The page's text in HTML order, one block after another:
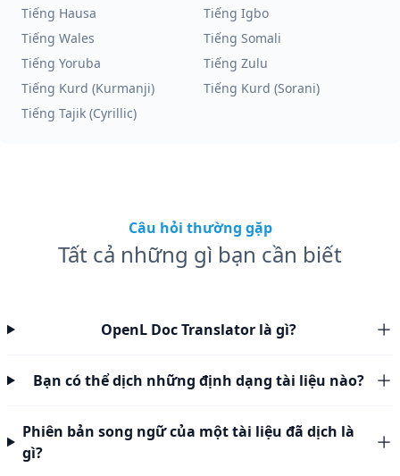
Tiếng Hausa
Tiếng Igbo
Tiếng Wales
Tiếng Somali
Tiếng Yoruba
Tiếng Zulu
Tiếng Kurd (Kurmanji)
Tiếng Kurd (Sorani)
Tiếng Tajik (Cyrillic)
Câu hỏi thường gặp
Tất cả những gì bạn cần biết
OpenL Doc Translator là gì?
Bạn có thể dịch những định dạng tài liệu nào?
Phiên bản song ngữ của một tài liệu đã dịch là
gì?